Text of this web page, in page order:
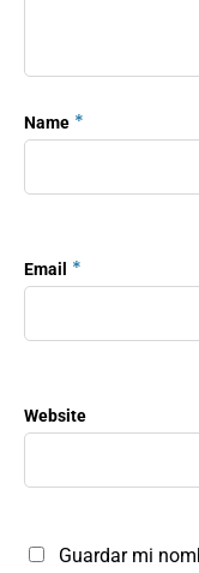
Name *
Email *
Website
Guardar mi